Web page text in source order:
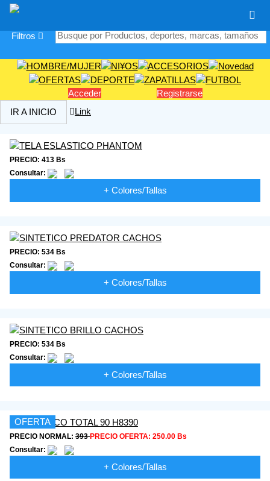
Filtros
Acceder
Registrarse
IR A INICIO
Link
PRECIO: 413 Bs
Consultar:
+ Colores/Tallas
PRECIO: 534 Bs
Consultar:
+ Colores/Tallas
PRECIO: 534 Bs
Consultar:
+ Colores/Tallas
OFERTA
PRECIO NORMAL: 393PRECIO OFERTA: 250.00 Bs
Consultar:
+ Colores/Tallas